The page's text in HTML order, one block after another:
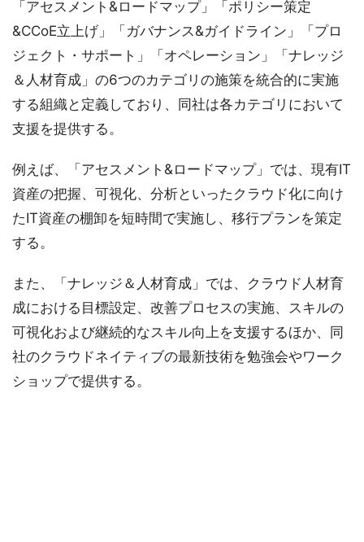
「アセスメント&ロードマップ」「ポリシー策定
&CCoE立上げ」「ガバナンス&ガイドライン」「プロ
ジェクト・サポート」「オペレーション」「ナレッジ
＆人材育成」の6つのカテゴリの施策を統合的に実施
する組織と定義しており、同社は各カテゴリにおいて
支援を提供する。
例えば、「アセスメント&ロードマップ」では、現有IT
資産の把握、可視化、分析といったクラウド化に向け
たIT資産の棚卸を短時間で実施し、移行プランを策定
する。
また、「ナレッジ＆人材育成」では、クラウド人材育
成における目標設定、改善プロセスの実施、スキルの
可視化および継続的なスキル向上を支援するほか、同
社のクラウドネイティブの最新技術を勉強会やワーク
ショップで提供する。